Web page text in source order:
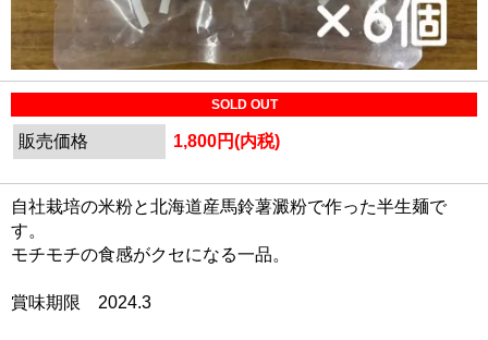
SOLD OUT
販売価格 1,800円(内税)
自社栽培の米粉と北海道産馬鈴薯澱粉で作った半生麺で
す。
モチモチの食感がクセになる一品。
賞味期限 2024.3